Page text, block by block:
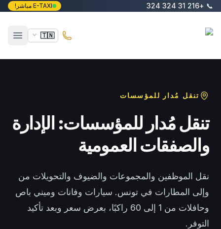
تخطَّ إلى المحتوى الرئيسي
📞
+216 31 324 324 E-TAXI مباشر!
🇹🇳
فتح
تنقل مُدار للمؤسسات
تنقل مُدار للمؤسسات: الإدارة
والصفقات العمومية
نقل الموظفين والمجموعات والضيوف والتحويلات من
وإلى المطارات في تونس. سيارات وفانات وميني باص
وحافلات من 1 إلى 60 راكبًا، بعرض سعر وبعد تأكيد
التوفر.